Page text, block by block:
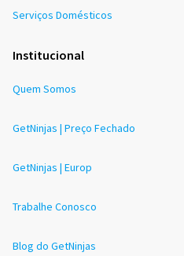
Serviços Domésticos
Institucional
Quem Somos
GetNinjas | Preço Fechado
GetNinjas | Europ
Trabalhe Conosco
Blog do GetNinjas